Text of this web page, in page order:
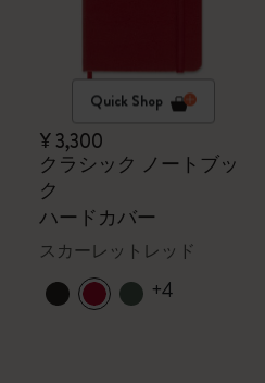
Quick Shop
¥ 3,300
クラシック ノートブッ
ク
ハードカバー
スカーレットレッド
+4